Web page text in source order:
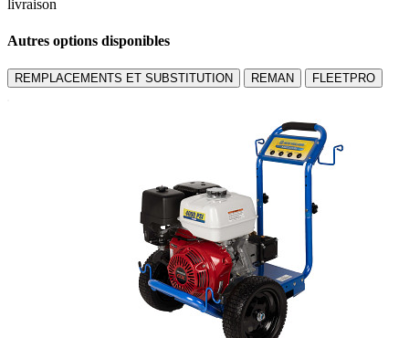
livraison
Autres options disponibles
REMPLACEMENTS ET SUBSTITUTION REMAN FLEETPRO